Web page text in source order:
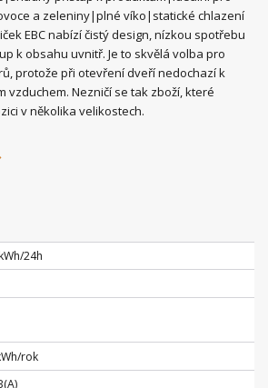
a zeleniny|plné víko|statické chlazení
EBC nabízí čistý design, nízkou spotřebu
k obsahu uvnitř. Je to skvělá volba pro
protože při otevření dveří nedochazí k
vzduchem. Nezničí se tak zboží, které
v několika velikostech.
24h
rok